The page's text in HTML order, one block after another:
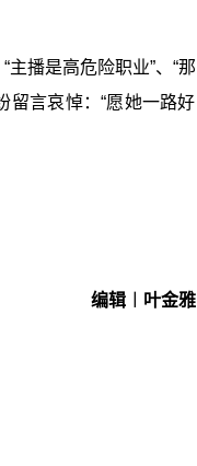
播是高危险职业”、“那
留言哀悼：“愿她一路好
编辑︱叶金雅